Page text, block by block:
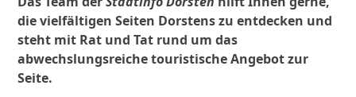
die vielfältigen Seiten Dorstens zu entdecken und
steht mit Rat und Tat rund um das
abwechslungsreiche touristische Angebot zur
Seite.